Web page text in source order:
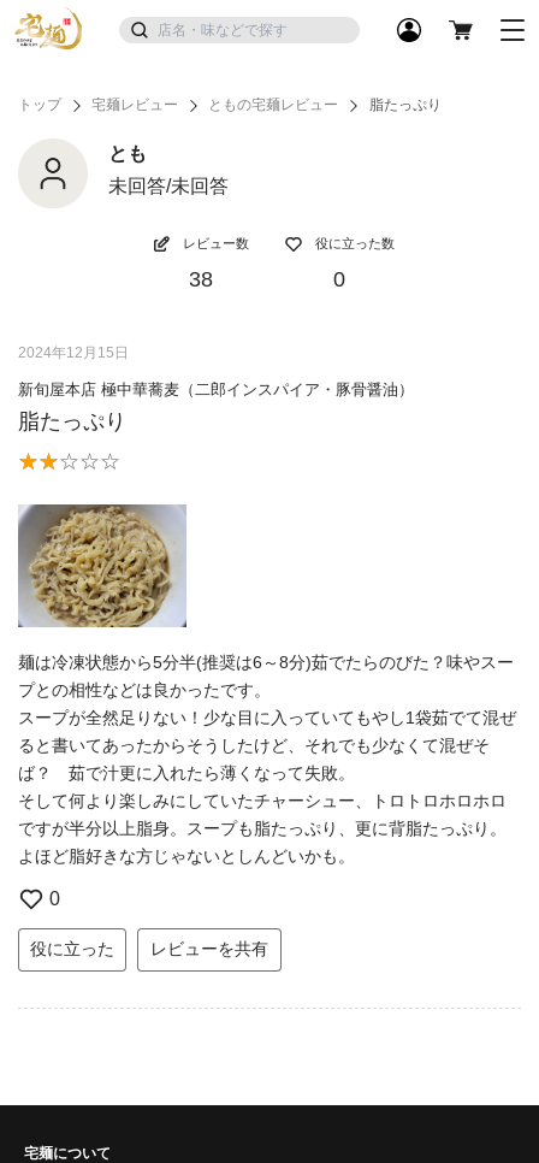
トップ 宅麺レビュー ともの宅麺レビュー 脂たっぷり
とも
未回答/未回答
レビュー数
38
役に立った数
0
2024年12月15日
新旬屋本店 極中華蕎麦（二郎インスパイア・豚骨醤油）
脂たっぷり
麺は冷凍状態から5分半(推奨は6～8分)茹でたらのびた？味やスー
プとの相性などは良かったです。
スープが全然足りない！少な目に入っていてもやし1袋茹でて混ぜ
ると書いてあったからそうしたけど、それでも少なくて混ぜそ
ば？ 茹で汁更に入れたら薄くなって失敗。
そして何より楽しみにしていたチャーシュー、トロトロホロホロ
ですが半分以上脂身。スープも脂たっぷり、更に背脂たっぷり。
よほど脂好きな方じゃないとしんどいかも。
0
役に立った レビューを共有
宅麺について